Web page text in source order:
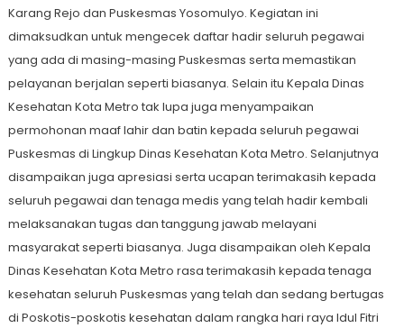
Karang Rejo dan Puskesmas Yosomulyo. Kegiatan ini
dimaksudkan untuk mengecek daftar hadir seluruh pegawai
yang ada di masing-masing Puskesmas serta memastikan
pelayanan berjalan seperti biasanya. Selain itu Kepala Dinas
Kesehatan Kota Metro tak lupa juga menyampaikan
permohonan maaf lahir dan batin kepada seluruh pegawai
Puskesmas di Lingkup Dinas Kesehatan Kota Metro. Selanjutnya
disampaikan juga apresiasi serta ucapan terimakasih kepada
seluruh pegawai dan tenaga medis yang telah hadir kembali
melaksanakan tugas dan tanggung jawab melayani
masyarakat seperti biasanya. Juga disampaikan oleh Kepala
Dinas Kesehatan Kota Metro rasa terimakasih kepada tenaga
kesehatan seluruh Puskesmas yang telah dan sedang bertugas
di Poskotis-poskotis kesehatan dalam rangka hari raya Idul Fitri